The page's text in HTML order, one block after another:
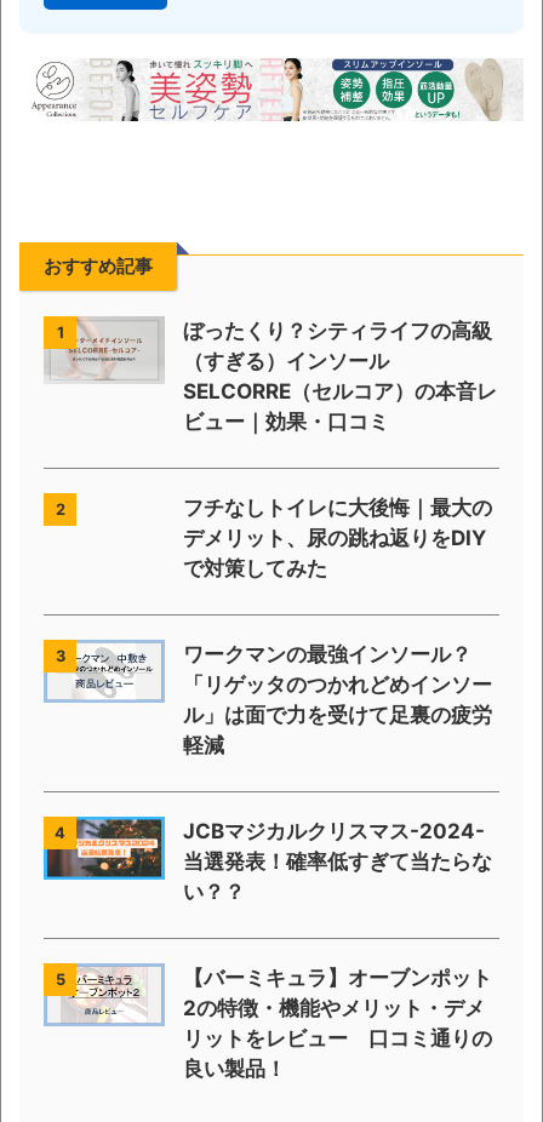
おすすめ記事
1
ぼったくり？シティライフの高級
（すぎる）インソール
SELCORRE（セルコア）の本音レ
ビュー｜効果・口コミ
2
フチなしトイレに大後悔｜最大の
デメリット、尿の跳ね返りをDIY
で対策してみた
3
ワークマンの最強インソール？
「リゲッタのつかれどめインソー
ル」は面で力を受けて足裏の疲労
軽減
4
JCBマジカルクリスマス-2024-
当選発表！確率低すぎて当たらな
い？？
5
【バーミキュラ】オーブンポット
2の特徴・機能やメリット・デメ
リットをレビュー 口コミ通りの
良い製品！